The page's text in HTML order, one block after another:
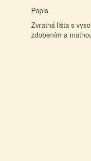
Popis
Zvratná lišta s
zdobením a